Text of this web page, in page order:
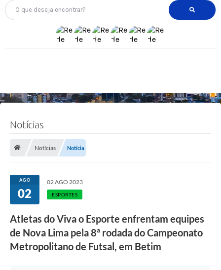
O que deseja encontrar?
Notícias
Notícias Notícia
AGO
02
02 AGO 2023
ESPORTES
Atletas do Viva o Esporte enfrentam equipes
de Nova Lima pela 8ª rodada do Campeonato
Metropolitano de Futsal, em Betim